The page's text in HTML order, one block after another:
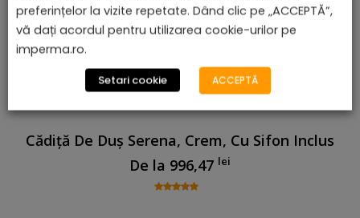
Cădiță De Duș Serena, Crem, Cu Sifon Inclus
De la 996,47 lei
preferințelor la vizite repetate. Dând clic pe „ACCEPTĂ”,
vă dați acordul pentru utilizarea cookie-urilor pe
imperma.ro.
Setari cookie ACCEPTĂ